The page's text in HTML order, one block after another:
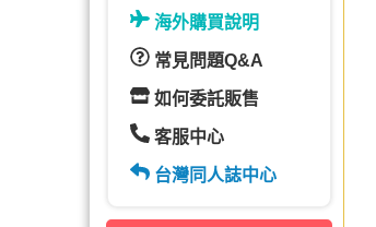
海外購買說明
常見問題Q&A
如何委託販售
客服中心
台灣同人誌中心